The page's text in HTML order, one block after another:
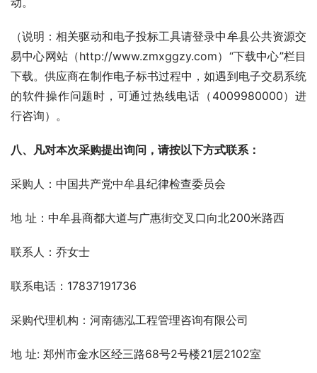
（说明：相关驱动和电子投标工具请登录中牟县公共资源交
易中心网站（http://www.zmxggzy.com）“下载中心”栏目
下载。供应商在制作电子标书过程中，如遇到电子交易系统
的软件操作问题时，可通过热线电话（4009980000）进
行咨询）。
八、凡对本次采购提出询问，请按以下方式联系：
采购人：中国共产党中牟县纪律检查委员会
地 址：中牟县商都大道与广惠街交叉口向北200米路西
联系人：乔女士
联系电话：17837191736
采购代理机构：河南德泓工程管理咨询有限公司
地 址: 郑州市金水区经三路68号2号楼21层2102室